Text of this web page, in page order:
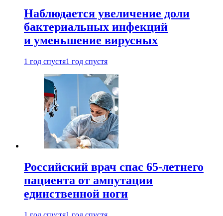
Наблюдается увеличение доли
бактериальных инфекций
и уменьшение вирусных
1 год спустя1 год спустя
Российский врач спас 65-летнего
пациента от ампутации
единственной ноги